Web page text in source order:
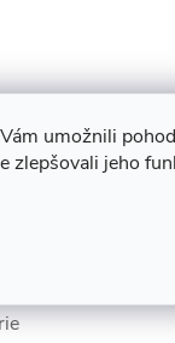
umožnili
zlepšovali jeho
zažít